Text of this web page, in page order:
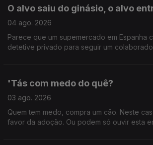
O alvo saiu do ginásio, o alvo
04 ago. 2026
Parece que um supemercado em Espanha
detetive privado para seguir um
'Tás com medo do quê?
03 ago. 2026
Quem tem medo, compra um cão. Neste
favor da adoção. Ou podem só ouvir esta